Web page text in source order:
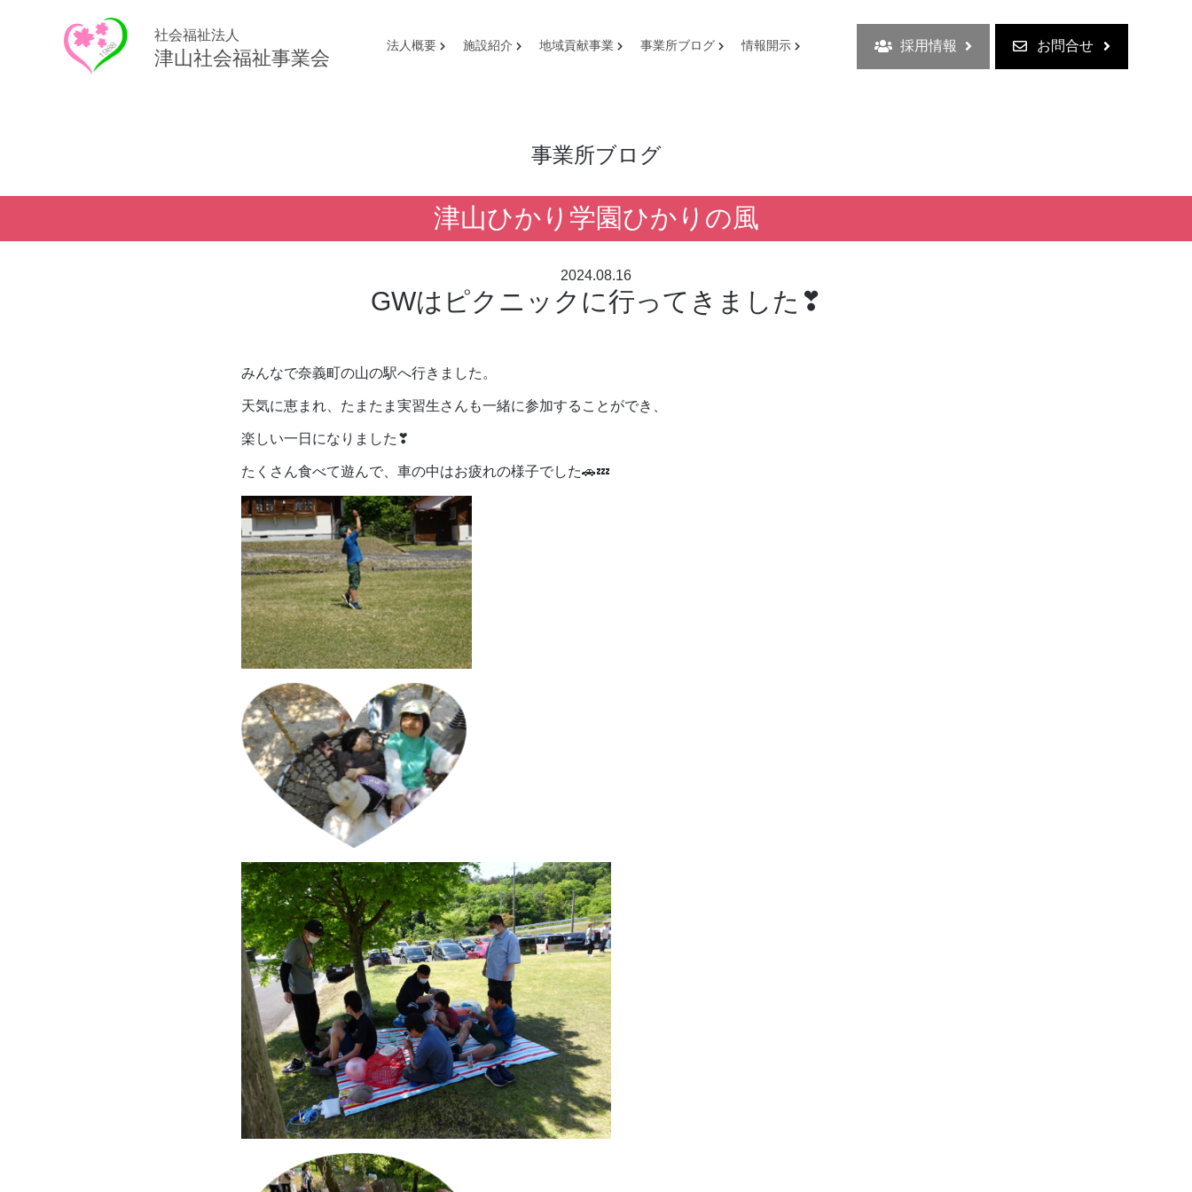
社会福祉法人
津山社会福祉事業会
法人概要 施設紹介 地域貢献事業 事業所ブログ 情報開示 採用情報 お問合せ
事業所ブログ
津山ひかり学園ひかりの風
2024.08.16
GWはピクニックに行ってきました❣
みんなで奈義町の山の駅へ行きました。
天気に恵まれ、たまたま実習生さんも一緒に参加することができ、
楽しい一日になりました❣
たくさん食べて遊んで、車の中はお疲れの様子でした🚗💤